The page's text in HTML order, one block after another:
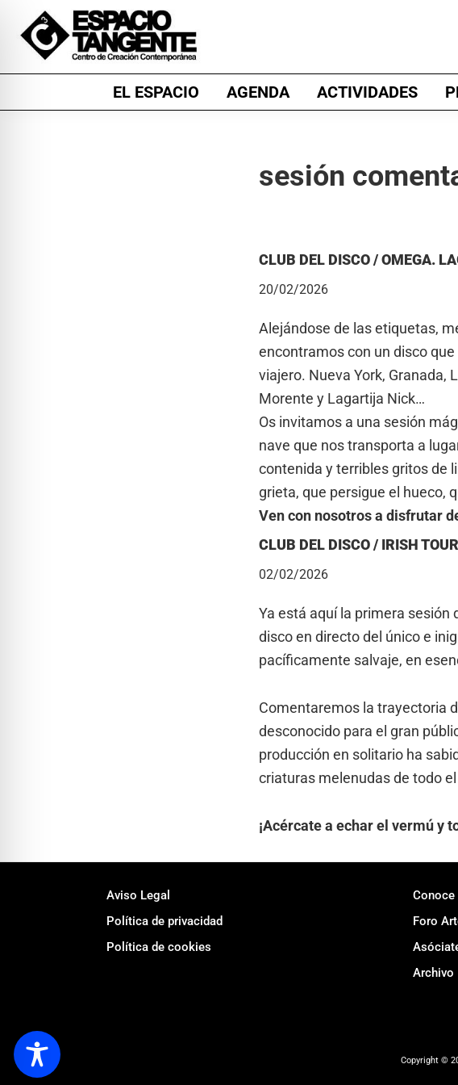
primary
footer
Espacio
EL ESPACIO AGENDA ACTIVIDADES
sesión
CLUB DEL DISCO / OMEGA.
20/02/2026
Alejándose de las etiquetas,
encontramos con un disco
viajero. Nueva York, Granada,
Morente y Lagartija Nick…
Os invitamos a una sesión
nave que nos transporta a
contenida y terribles gritos de
grieta, que persigue el hueco,
Ven con nosotros a disfrutar
CLUB DEL DISCO / IRISH
02/02/2026
Ya está aquí la primera sesión
disco en directo del único e
pacíficamente salvaje, en
Comentaremos la trayectoria
desconocido para el gran
producción en solitario ha
criaturas melenudas de todo
¡Acércate a echar el vermú y
Aviso Legal
Política de privacidad
Política de cookies
Conoce
Foro
Archivo
Copyright ©